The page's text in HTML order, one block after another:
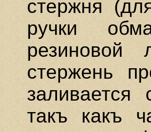
стержня
ручки
резиновой
стержень
заливается
такъ какъ